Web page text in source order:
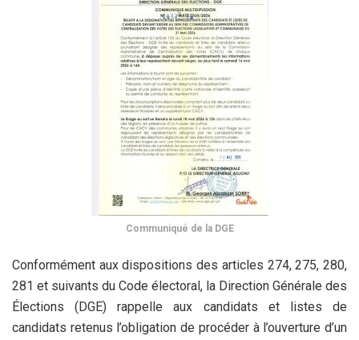
Communiqué de la DGE
Conformément aux dispositions des articles 274, 275, 280,
281 et suivants du Code électoral, la Direction Générale des
Élections (DGE) rappelle aux candidats et listes de
candidats retenus l’obligation de procéder à l’ouverture d’un